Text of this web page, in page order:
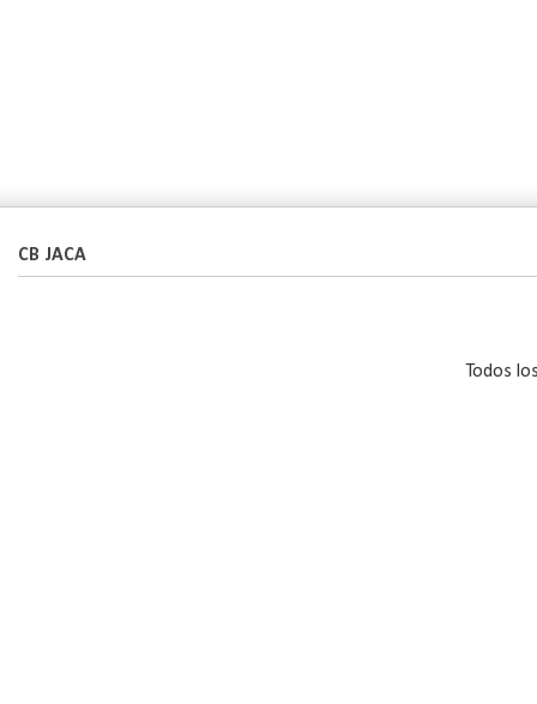
CB JACA
Todos